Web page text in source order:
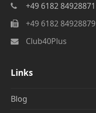
+49 6182 84928871
+49 6182 84928879
Club40Plus
Links
Blog